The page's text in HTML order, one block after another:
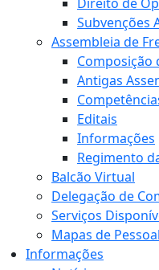
Subvenções
Assembleia de
Composição
Antigas
Editais
Informações
Regimento
Balcão Virtual
Delegação de
Serviços
Mapas de Pessoal
Informações